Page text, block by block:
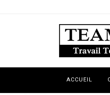
ACCUEIL